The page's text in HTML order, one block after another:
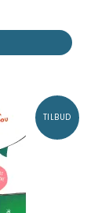
TILBUD